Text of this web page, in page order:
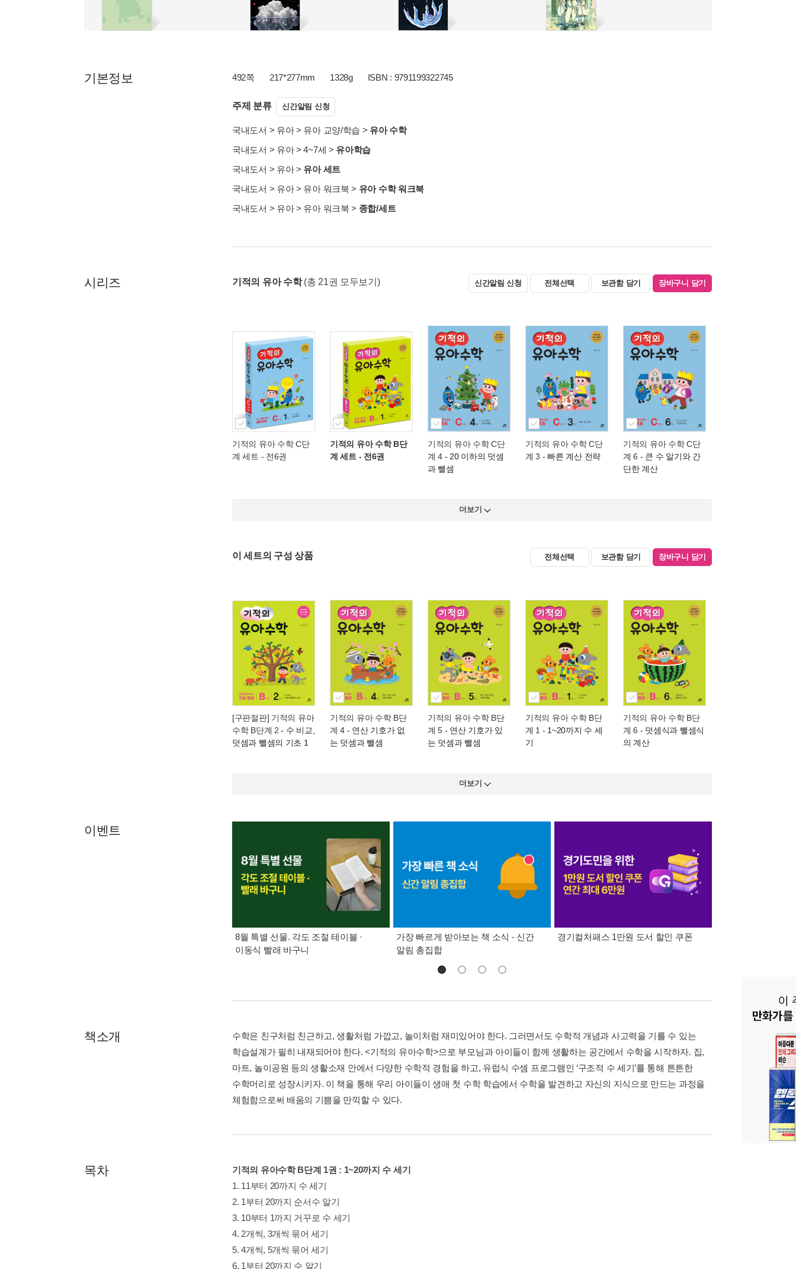
기본정보 492쪽 217*277mm 1328g ISBN : 9791199322745
주제 분류 신간알림 신청
국내도서 > 유아> 유아 교양/학습 > 유아 수학
국내도서 > 유아>4~7세 > 유아학습
국내도서 > 유아> 유아 세트
국내도서 > 유아> 유아 워크북 > 유아 수학 워크북
국내도서 > 유아> 유아 워크북 > 종합/세트
시리즈 기적의 유아 수학 (총 21권 모두보기) 신간알림 신청 전체선택 보관함 담기 장바구니 담기
기적의 유아 수학 C단
계 세트 - 전6권
기적의 유아 수학 B단
계 세트 - 전6권
기적의 유아 수학 C단
계 4 - 20 이하의 덧셈
과 뺄셈
기적의 유아 수학 C단
계 3 - 빠른 계산 전략
기적의 유아 수학 C단
계 6 - 큰 수 알기와 간
단한 계산
더보기
이 세트의 구성 상품 전체선택 보관함 담기 장바구니 담기
[구판절판] 기적의 유아
수학 B단계 2 - 수 비교,
덧셈과 뺄셈의 기초 1
기적의 유아 수학 B단
계 4 - 연산 기호가 없
는 덧셈과 뺄셈
기적의 유아 수학 B단
계 5 - 연산 기호가 있
는 덧셈과 뺄셈
기적의 유아 수학 B단
계 1 - 1~20까지 수 세
기
기적의 유아 수학 B단
계 6 - 덧셈식과 뺄셈식
의 계산
더보기
이벤트
8월 특별 선물. 각도 조절 테이블 ·
이동식 빨래 바구니
가장 빠르게 받아보는 책 소식 - 신간
알림 총집합
경기컬처패스 1만원 도서 할인 쿠폰
책소개
수학은 친구처럼 친근하고, 생활처럼 가깝고, 놀이처럼 재미있어야 한다. 그러면서도 수학적 개념과 사고력을 기를 수 있는
학습설계가 필히 내재되어야 한다. <기적의 유아수학>으로 부모님과 아이들이 함께 생활하는 공간에서 수학을 시작하자. 집,
마트, 놀이공원 등의 생활소재 안에서 다양한 수학적 경험을 하고, 유럽식 수셈 프로그램인 ‘구조적 수 세기’를 통해 튼튼한
수학머리로 성장시키자. 이 책을 통해 우리 아이들이 생애 첫 수학 학습에서 수학을 발견하고 자신의 지식으로 만드는 과정을
체험함으로써 배움의 기쁨을 만끽할 수 있다.
목차
기적의 유아수학 B단계 1권 : 1~20까지 수 세기
1. 11부터 20까지 수 세기
2. 1부터 20까지 순서수 알기
3. 10부터 1까지 거꾸로 수 세기
4. 2개씩, 3개씩 묶어 세기
5. 4개씩, 5개씩 묶어 세기
6. 1부터 20까지 수 알기